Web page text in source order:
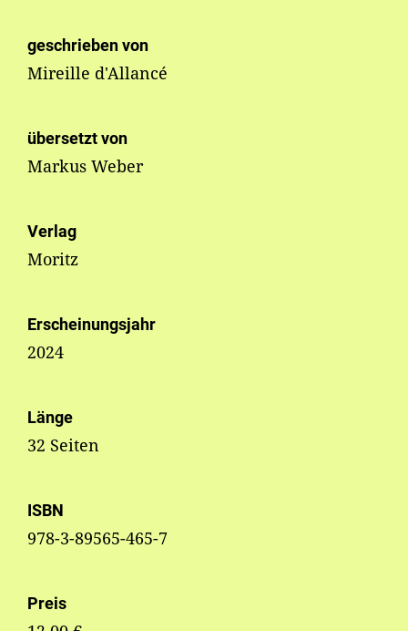
geschrieben von
Mireille d'Allancé
übersetzt von
Markus Weber
Verlag
Moritz
Erscheinungsjahr
2024
Länge
32 Seiten
ISBN
978-3-89565-465-7
Preis